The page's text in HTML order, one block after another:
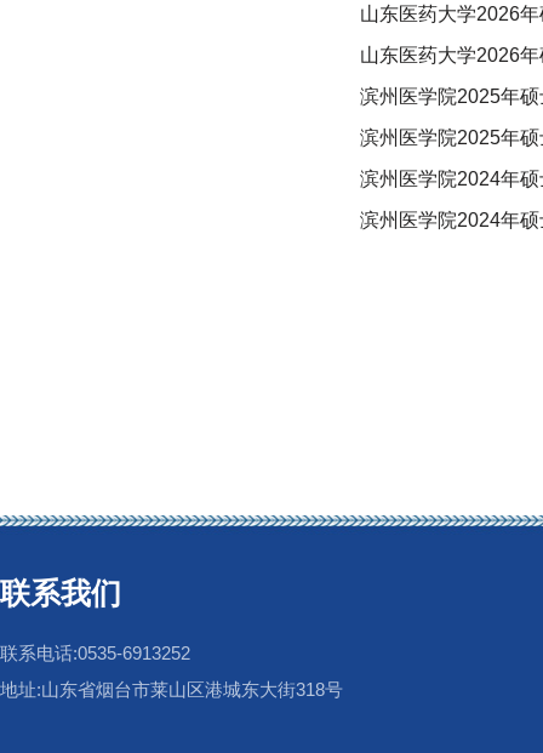
山东医药大学2026
山东医药大学2026
滨州医学院2025年
滨州医学院2025年
滨州医学院2024年
滨州医学院2024年
联系我们
联系电话:0535-6913252
地址:山东省烟台市莱山区港城东大街318号